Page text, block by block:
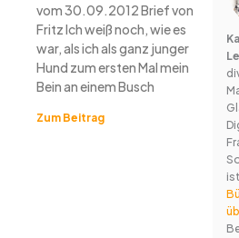
vom 30.09.2012 Brief von
Fritz Ich weiß noch, wie es
war, als ich als ganz junger
Hund zum ersten Mal mein
Bein an einem Busch
Zum Beitrag